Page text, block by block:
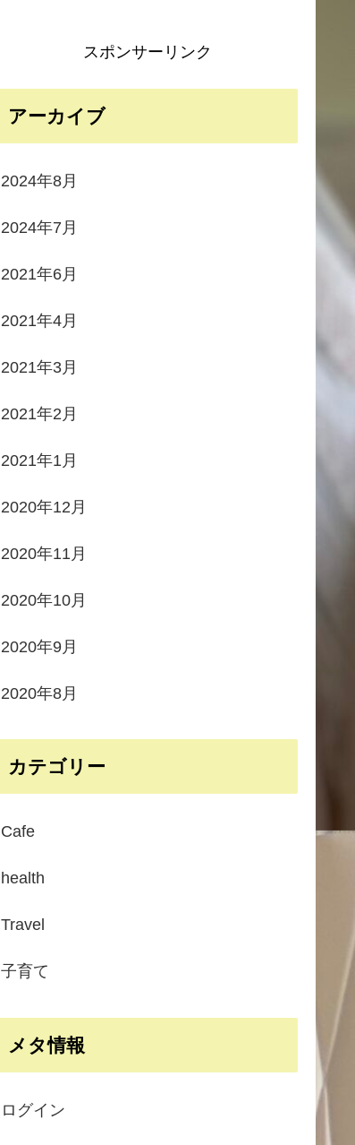
スポンサーリンク
アーカイブ
2024年8月
2024年7月
2021年6月
2021年4月
2021年3月
2021年2月
2021年1月
2020年12月
2020年11月
2020年10月
2020年9月
2020年8月
カテゴリー
Cafe
health
Travel
子育て
メタ情報
ログイン